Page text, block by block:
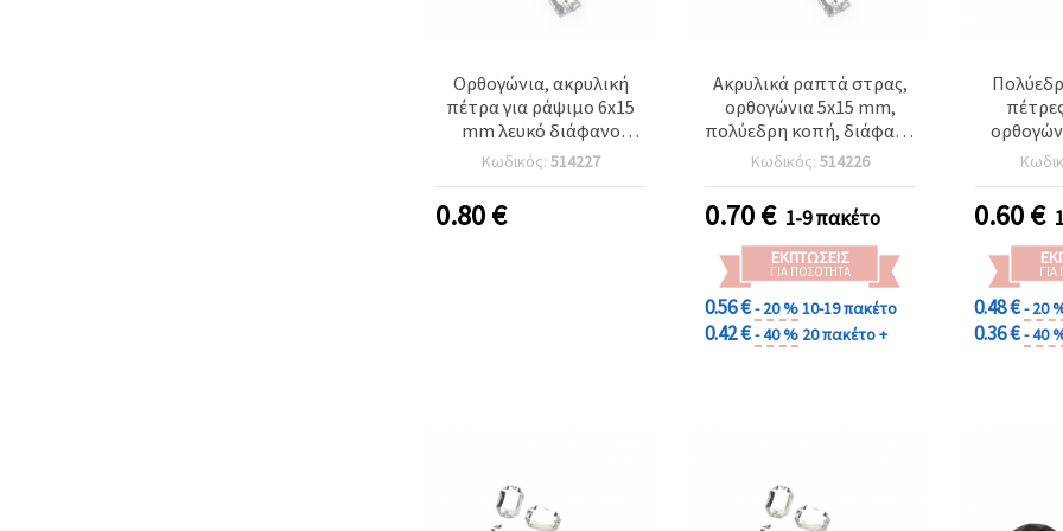
Ορθογώνια, ακρυλική
πέτρα για ράψιμο 6x15
mm λευκό διάφανο
πολύπλευρο -50 τεμάχια
Κωδικός: 514227
0.80€
Ακρυλικά ραπτά στρας,
ορθογώνια 5x15 mm,
πολύεδρη κοπή, διάφανο
λευκό, αξεσουάρ DIY
χειροτεχνίας - 50
Κωδικός: 514226
0.70€ 1-9 πακέτο
ΕΚΠΤΏΣΕΙΣ
ΓΙΑ ΠΟΣΌΤΗΤΑ
0.56 €- 20 %10-19 πακέτο
0.42 €- 40 % 20 πακέτο +
DIY
0.60€
0.48 €- 20
0.36 €- 40